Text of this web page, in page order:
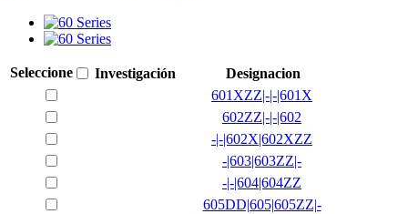
Seleccione Investigación
Designacion
601XZZ|-|-|601X
602ZZ|-|-|602
-|-|602X|602XZZ
-|603|603ZZ|-
-|-|604|604ZZ
605DD|605|605ZZ|-